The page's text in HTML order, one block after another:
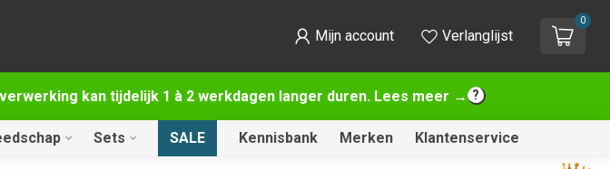
kan tijdelijk 1 à 2 werkdagen langer duren. Lees meer →
Mijn account Verlanglijst
0
Sets SALE Kennisbank Merken Klantenservice